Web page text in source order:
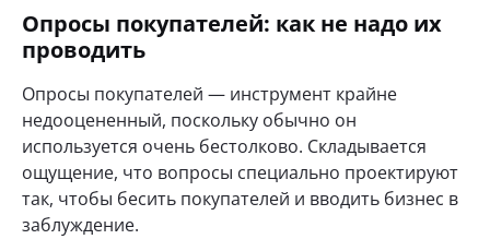
Опросы покупателей: как не надо их
проводить
Опросы покупателей — инструмент крайне
недооцененный, поскольку обычно он
используется очень бестолково. Складывается
ощущение, что вопросы специально проектируют
так, чтобы бесить покупателей и вводить бизнес в
заблуждение.